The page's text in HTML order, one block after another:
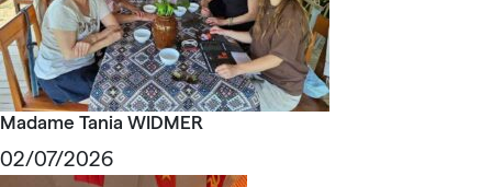
Madame Tania WIDMER
02/07/2026